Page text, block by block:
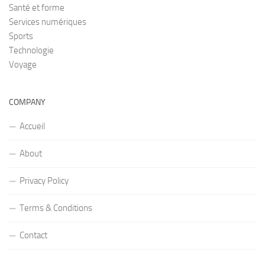
Santé et forme
Services numériques
Sports
Technologie
Voyage
COMPANY
Accueil
About
Privacy Policy
Terms & Conditions
Contact